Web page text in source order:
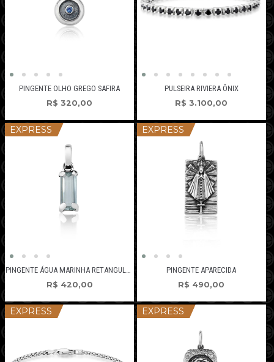
PINGENTE OLHO GREGO SAFIRA
R$ 320,00
PULSEIRA RIVIERA ÔNIX
R$ 3.100,00
EXPRESS
PINGENTE ÁGUA MARINHA RETANGULAR
R$ 420,00
EXPRESS
PINGENTE APARECIDA
R$ 490,00
EXPRESS EXPRESS